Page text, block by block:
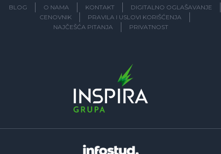
BLOG O NAMA KONTAKT
DIGITALNO OGLAŠAVANJE
CENOVNIK
PRAVILA I USLOVI KORIŠĆENJA
NAJČEŠĆA PITANJA
PRIVATNOST